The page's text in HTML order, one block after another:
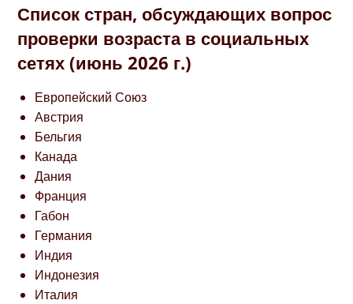
Список стран, обсуждающих вопрос
проверки возраста в социальных
сетях (июнь 2026 г.)
Европейский Союз
Австрия
Бельгия
Канада
Дания
Франция
Габон
Германия
Индия
Индонезия
Италия